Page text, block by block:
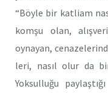
“Böyle bir katliam
komşu olan,
oynayan,
leri, nasıl olur da
Yoksulluğu